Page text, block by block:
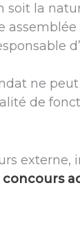
soit la
ne
de
externe,